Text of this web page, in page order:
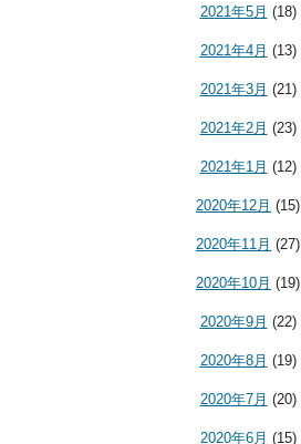
2021年5月 (18)
2021年4月 (13)
2021年3月 (21)
2021年2月 (23)
2021年1月 (12)
2020年12月 (15)
2020年11月 (27)
2020年10月 (19)
2020年9月 (22)
2020年8月 (19)
2020年7月 (20)
2020年6月 (15)